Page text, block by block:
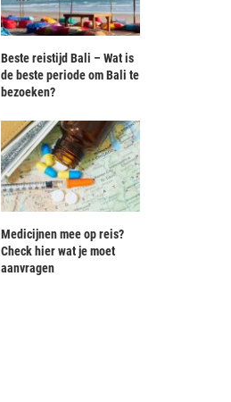
Beste reistijd Bali – Wat is
de beste periode om Bali te
bezoeken?
Medicijnen mee op reis?
Check hier wat je moet
aanvragen